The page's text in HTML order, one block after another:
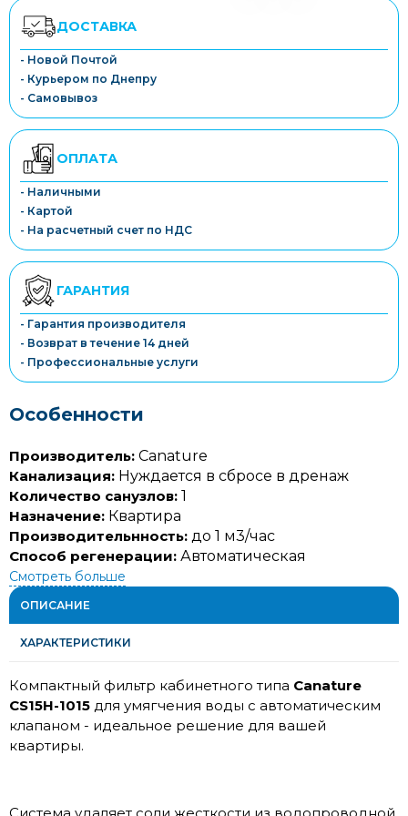
ДОСТАВКА
- Новой Почтой
- Курьером по Днепру
- Самовывоз
ОПЛАТА
- Наличными
- Картой
- На расчетный счет по НДС
ГАРАНТИЯ
- Гарантия производителя
- Возврат в течение 14 дней
- Профессиональные услуги
Особенности
Производитель: Canature
Канализация: Нуждается в сбросе в дренаж
Количество санузлов: 1
Назначение: Квартира
Производительнность: до 1 м3/час
Способ регенерации: Автоматическая
Смотреть больше
ОПИСАНИЕ
ХАРАКТЕРИСТИКИ
Компактный фильтр кабинетного типа Canature
CS15H-1015 для умягчения воды с автоматическим
клапаном - идеальное решение для вашей
квартиры.